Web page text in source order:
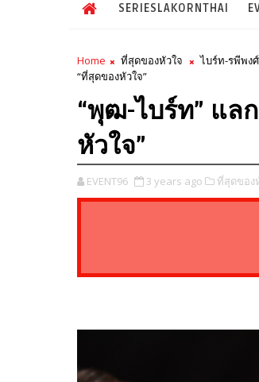
SERIESLAKORNTHAI
Home ที่สุดของหัวใจ ไบร์ท-รพีพงศ์
“ที่สุดของหัวใจ”
“พุฒ-ไบร์ท” แล
หัวใจ”
EVENT96 3 years ago ที่สุดของ